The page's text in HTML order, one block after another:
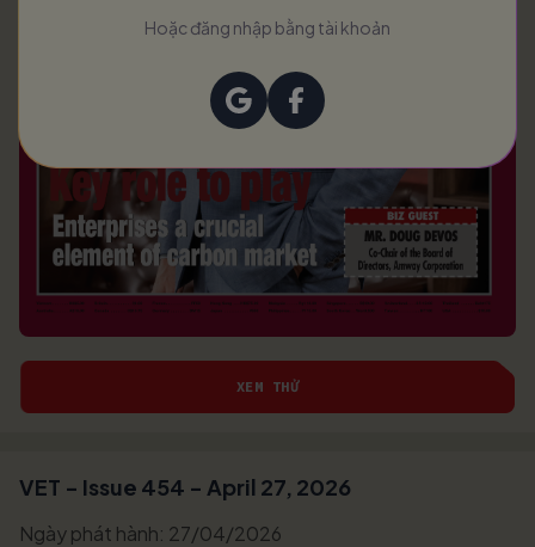
XEM THỬ
VET - Issue 454 - April 27, 2026
Ngày phát hành: 27/04/2026
Hoặc đăng nhập bằng tài khoản